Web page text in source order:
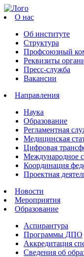
О нас
Об институте
Структура
Профсоюзный
Реквизиты
Пресс-служба
Вакансии
Направления
Наука
Образование
Регламентная
Медицинская
Цифровая
Международное
Координация
Проектная
Новости
Мероприятия
Образование
Аспирантура
Программы ДПО
Аккредитация
Сведения об